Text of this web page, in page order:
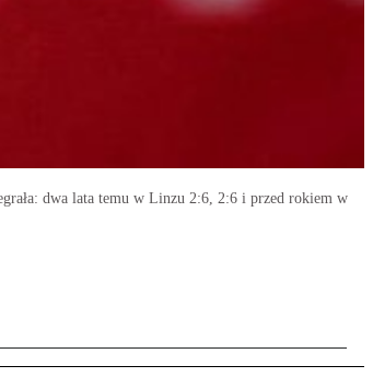
dwa lata temu w Linzu 2:6, 2:6 i przed rokiem w